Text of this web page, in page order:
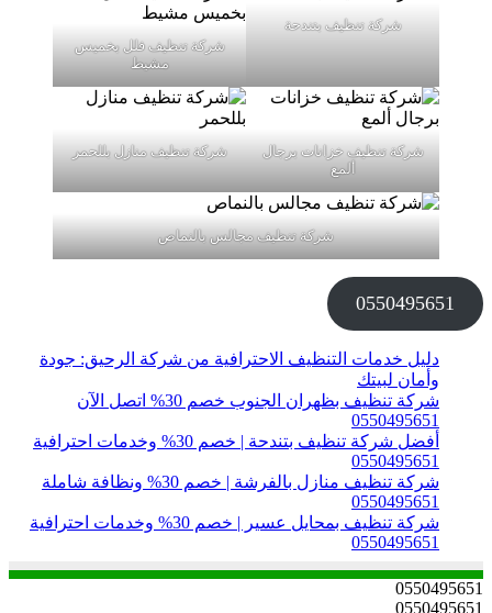
شركة تنظيف بتندحة
شركة تنظيف فلل بخميس
مشيط
شركة تنظيف خزانات برجال
ألمع
شركة تنظيف منازل بللحمر
شركة تنظيف مجالس بالنماص
0550495651
دليل خدمات التنظيف الاحترافية من شركة الرحيق: جودة
وأمان لبيتك
شركة تنظيف بظهران الجنوب خصم 30% اتصل الآن
0550495651
أفضل شركة تنظيف بتندحة | خصم 30% وخدمات احترافية
0550495651
شركة تنظيف منازل بالفرشة | خصم 30% ونظافة شاملة
0550495651
شركة تنظيف بمحايل عسير | خصم 30% وخدمات احترافية
0550495651
0550495651
0550495651